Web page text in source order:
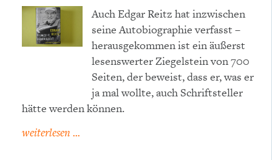
Auch Edgar Reitz hat inzwischen
seine Autobiographie verfasst –
herausgekommen ist ein äußerst
lesenswerter Ziegelstein von 700
Seiten, der beweist, dass er, was er
ja mal wollte, auch Schriftsteller
hätte werden können.
weiterlesen ...